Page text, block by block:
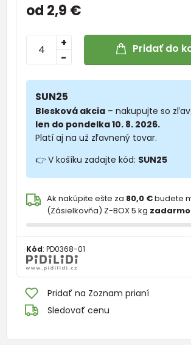
od 2,9 €
-
+ Pridať do
SUN25
Blesková akcia – nakupujte so
len do pondelka 10. 8. 2026.
Platí aj na už zľavnený tovar.
👉 V košíku zadajte kód: SUN25
Ak nakúpite ešte za 80,0 €budete
(Zásielkovňa) Z-BOX 5 kg
Kód: PD0368-01
Pridať na Zoznam prianí
Sledovať cenu